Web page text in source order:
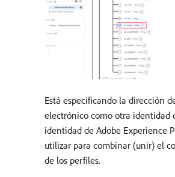
Está especificando la dirección
electrónico como otra identidad
identidad de Adobe Experience
utilizar para combinar (unir) el
de los perfiles.